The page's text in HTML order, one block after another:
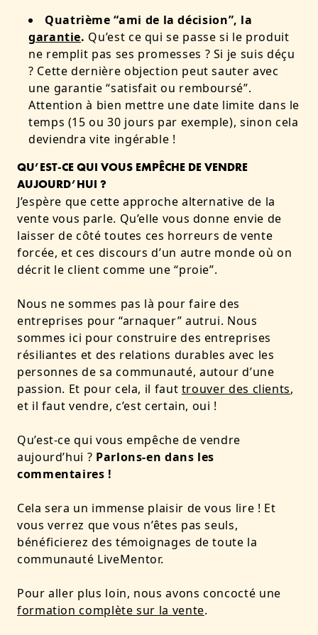
Quatrième “ami de la décision”, la
garantie. Qu’est ce qui se passe si le produit
ne remplit pas ses promesses ? Si je suis déçu
? Cette dernière objection peut sauter avec
une garantie “satisfait ou remboursé”.
Attention à bien mettre une date limite dans le
temps (15 ou 30 jours par exemple), sinon cela
deviendra vite ingérable !
QU’EST-CE QUI VOUS EMPÊCHE DE VENDRE
AUJOURD’HUI ?
J’espère que cette approche alternative de la
vente vous parle. Qu’elle vous donne envie de
laisser de côté toutes ces horreurs de vente
forcée, et ces discours d’un autre monde où on
décrit le client comme une “proie”.
Nous ne sommes pas là pour faire des
entreprises pour “arnaquer” autrui. Nous
sommes ici pour construire des entreprises
résiliantes et des relations durables avec les
personnes de sa communauté, autour d’une
passion. Et pour cela, il faut trouver des clients,
et il faut vendre, c’est certain, oui !
Qu’est-ce qui vous empêche de vendre
aujourd’hui ? Parlons-en dans les
commentaires !
Cela sera un immense plaisir de vous lire ! Et
vous verrez que vous n’êtes pas seuls,
bénéficierez des témoignages de toute la
communauté LiveMentor.
Pour aller plus loin, nous avons concocté une
formation complète sur la vente.